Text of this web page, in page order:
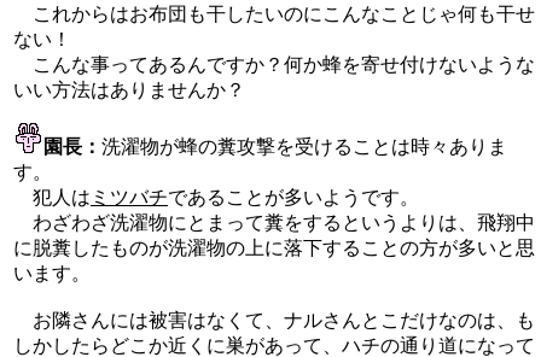
これからはお布団も干したいのにこんなことじゃ何も干せ
ない！
こんな事ってあるんですか？何か蜂を寄せ付けないような
いい方法はありませんか？
園長： 洗濯物が蜂の糞攻撃を受けることは時々ありま
す。
犯人は ミツバチであることが多いようです。
わざわざ洗濯物にとまって糞をするというよりは、飛翔中
に脱糞したものが洗濯物の上に落下することの方が多いと思
います。
お隣さんには被害はなくて、ナルさんとこだけなのは、も
しかしたらどこか近くに巣があって、ハチの通り道になって